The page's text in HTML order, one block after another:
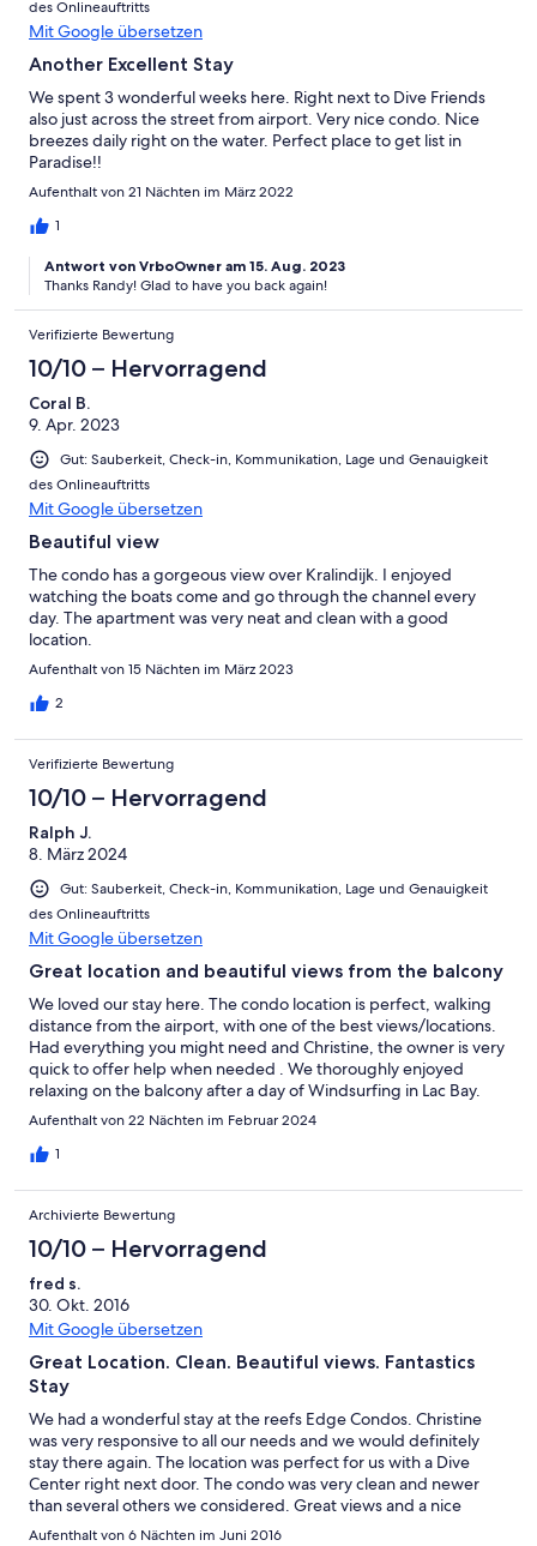
des Onlineauftritts
Mit Google übersetzen
Another Excellent Stay
We spent 3 wonderful weeks here. Right next to Dive Friends
also just across the street from airport. Very nice condo. Nice
breezes daily right on the water. Perfect place to get list in
Paradise!!
Aufenthalt von 21 Nächten im März 2022
1
Antwort von VrboOwner am 15. Aug. 2023
Thanks Randy! Glad to have you back again!
Verifizierte Bewertung
10/10 – Hervorragend
Coral B.
9. Apr. 2023
Gut: Sauberkeit, Check-in, Kommunikation, Lage und Genauigkeit
des Onlineauftritts
Mit Google übersetzen
Beautiful view
The condo has a gorgeous view over Kralindijk. I enjoyed
watching the boats come and go through the channel every
day. The apartment was very neat and clean with a good
location.
Aufenthalt von 15 Nächten im März 2023
2
Verifizierte Bewertung
10/10 – Hervorragend
Ralph J.
8. März 2024
Gut: Sauberkeit, Check-in, Kommunikation, Lage und Genauigkeit
des Onlineauftritts
Mit Google übersetzen
Great location and beautiful views from the balcony
We loved our stay here. The condo location is perfect, walking
distance from the airport, with one of the best views/locations.
Had everything you might need and Christine, the owner is very
quick to offer help when needed . We thoroughly enjoyed
relaxing on the balcony after a day of Windsurfing in Lac Bay.
Very easy to snorkel right from the condo, with the stair entry.
stay here again.
Aufenthalt von 22 Nächten im Februar 2024
1
Archivierte Bewertung
10/10 – Hervorragend
fred s.
30. Okt. 2016
Mit Google übersetzen
Great Location. Clean. Beautiful views. Fantastics
Stay
We had a wonderful stay at the reefs Edge Condos. Christine
was very responsive to all our needs and we would definitely
stay there again. The location was perfect for us with a Dive
Center right next door. The condo was very clean and newer
than several others we considered. Great views and a nice
Waterfront pool too :-) thanks again Christine. See you next time
Aufenthalt von 6 Nächten im Juni 2016